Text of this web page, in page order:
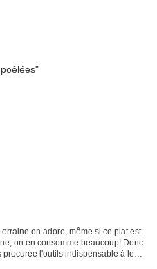
on adore, même si ce plat est
on en consomme beaucoup! Donc
procurée l'outils indispensable à leur